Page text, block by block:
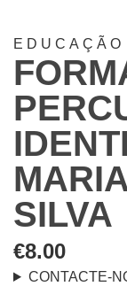
EDUCAÇÃO
SILVA
€8.00
CONTACTE-